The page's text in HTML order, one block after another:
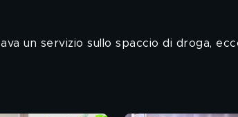
un servizio sullo spaccio di droga,